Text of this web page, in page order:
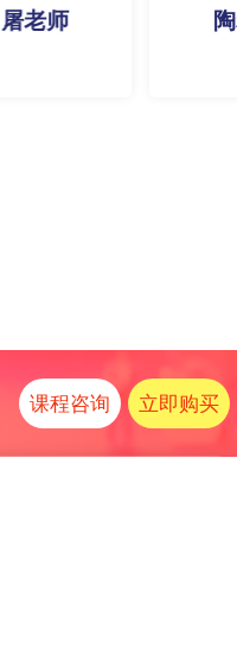
课程咨询 立即购买
屠老师